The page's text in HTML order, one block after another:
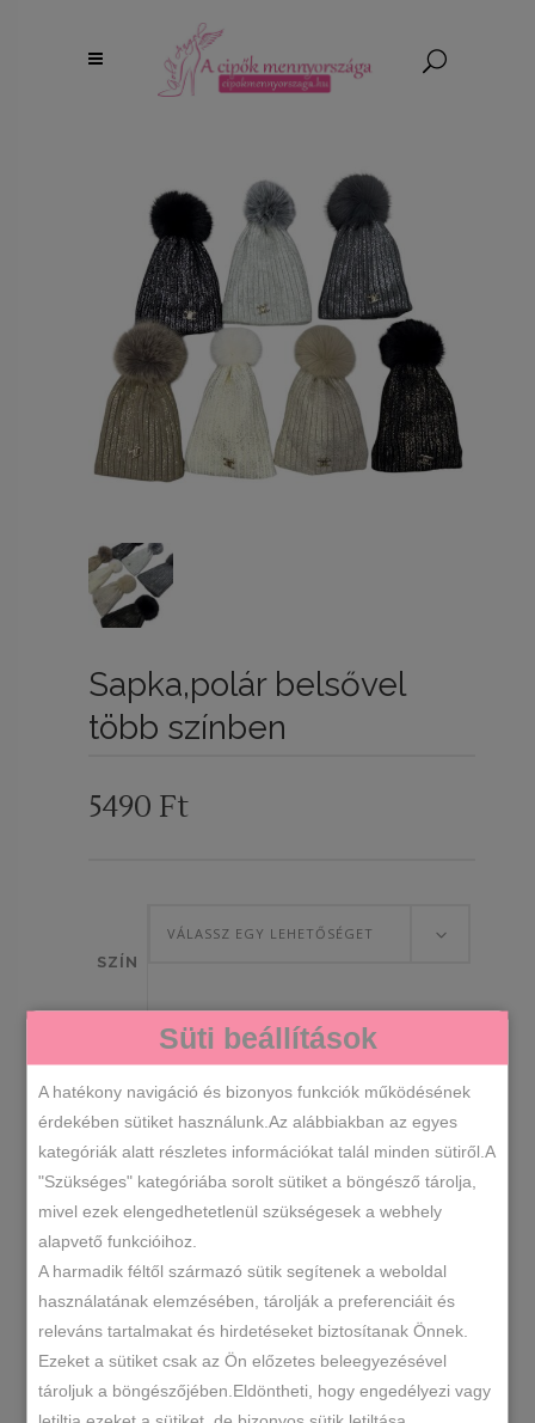
Sapka,polár belsővel
több színben
5490 Ft
SZÍN
VÁLASSZ EGY LEHETŐSÉGET
belsővel
több
színben
mennyiség
KOSÁRBA TESZEM
SKU N/A
KATEGÓRIÁK Kiegészítők Sapka Fejpánt
CÍMKÉK
arany sapka,bézs sapka,ezüst
sapka,fekete sapka,krém
sapka
Süti beállítások
A hatékony navigáció és bizonyos funkciók működésének
érdekében sütiket használunk.Az alábbiakban az egyes
kategóriák alatt részletes információkat talál minden sütiről.A
"Szükséges" kategóriába sorolt sütiket a böngésző tárolja,
mivel ezek elengedhetetlenül szükségesek a webhely
alapvető funkcióihoz.
A harmadik féltől származó sütik segítenek a weboldal
használatának elemzésében, tárolják a preferenciáit és
releváns tartalmakat és hirdetéseket biztosítanak Önnek.
Ezeket a sütiket csak az Ön előzetes beleegyezésével
tároljuk a böngészőjében.Eldöntheti, hogy engedélyezi vagy